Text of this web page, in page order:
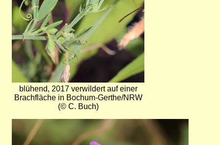
blühend, 2017 verwildert auf einer
Brachfläche in Bochum-Gerthe/NRW
(© C. Buch)